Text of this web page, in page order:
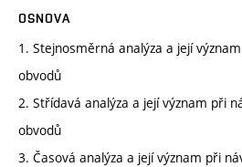
OSNOVA
1. Stejnosměrná analýza a její
obvodů
2. Střídavá analýza a její význam při
obvodů
3. Časová analýza a její význam při